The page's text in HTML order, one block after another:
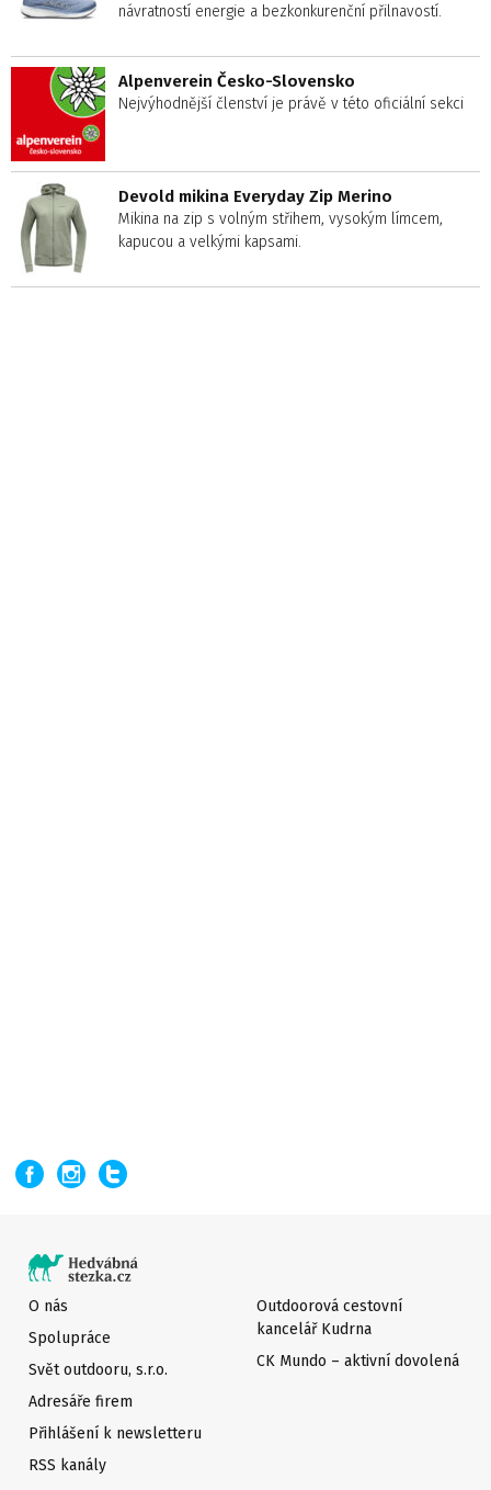
návratností energie a bezkonkurenční přilnavostí.
Alpenverein Česko-Slovensko
Nejvýhodnější členství je právě v této oficiální sekci
Devold mikina Everyday Zip Merino
Mikina na zip s volným střihem, vysokým límcem,
kapucou a velkými kapsami.
O nás
Spolupráce
Svět outdooru, s.r.o.
Adresáře firem
Přihlášení k newsletteru
Outdoorová cestovní
kancelář Kudrna
CK Mundo – aktivní dovolená
RSS kanály